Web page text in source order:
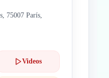
75007 París,
Videos